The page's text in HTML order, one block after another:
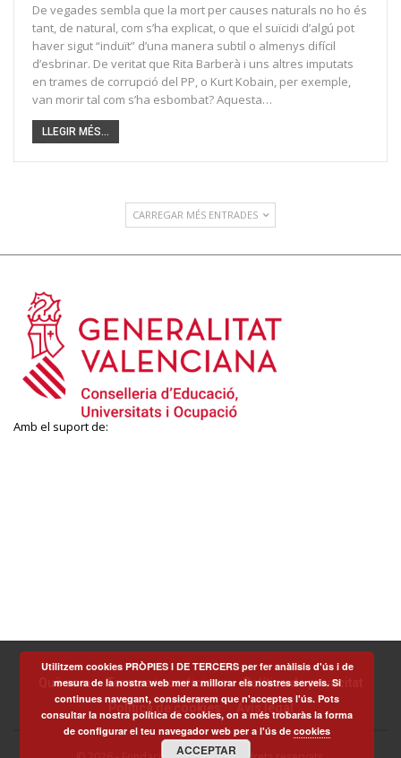
De vegades sembla que la mort per causes naturals no ho és
tant, de natural, com s’ha explicat, o que el suïcidi d’algú pot
haver sigut “induït” d’una manera subtil o almenys difícil
d’esbrinar. De veritat que Rita Barberà i uns altres imputats
en trames de corrupció del PP, o Kurt Kobain, per exemple,
van morir tal com s’ha esbombat? Aquesta…
LLEGIR MÉS...
CARREGAR MÉS ENTRADES
Amb el suport de:
Què som Termes i condicions
Política de privacitat
Política de cookies
Avís legal
Utilitzem cookies PRÒPIES I DE TERCERS per fer anàlisis d'ús i de
mesura de la nostra web mer a millorar els nostres serveis. Si
continues navegant, considerarem que n'acceptes l'ús. Pots
consultar la nostra política de cookies, on a més trobaràs la forma
de configurar el teu navegador web per a l'ús decookies
ACCEPTAR